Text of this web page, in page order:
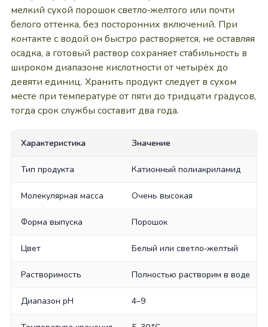
мелкий сухой порошок светло‑желтого или почти
белого оттенка, без посторонних включений. При
контакте с водой он быстро растворяется, не оставляя
осадка, а готовый раствор сохраняет стабильность в
широком диапазоне кислотности от четырёх до
девяти единиц. Хранить продукт следует в сухом
месте при температуре от пяти до тридцати градусов,
тогда срок службы составит два года.
Характеристика Значение
Тип продукта Катионный полиакриламид
Молекулярная масса Очень высокая
Форма выпуска Порошок
Цвет Белый или светло‑желтый
Растворимость Полностью растворим в воде
Диапазон pH 4–9